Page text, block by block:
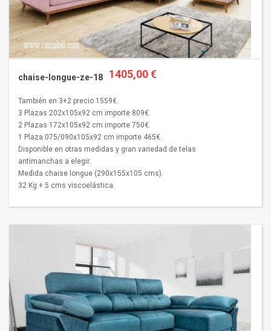
chaise-longue-ze-18 1405,00 €
También en 3+2 precio 1559€.
3 Plazas 202x105x92 cm importe 809€.
2 Plazas 172x105x92 cm importe 750€.
1 Plaza 075/090x105x92 cm importe 465€.
Disponible en otras medidas y gran variedad de telas
antimanchas a elegir.
Medida chaise longue (290x155x105 cms).
32 Kg + 5 cms viscoelástica.